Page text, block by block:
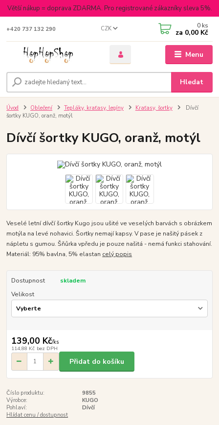
Větší nákup = doprava ZDARMA. Pro registrované zákazníky sleva 5%.
Menu
CZK
Hledat
+420 737 132 290 0 ks
za 0,00 Kč
Úvod Oblečení Tepláky, kraťasy, legíny Kraťasy, šortky
Dívčí
šortky KUGO, oranž, motýl
Dívčí šortky KUGO, oranž, motýl
Veselé letní dívčí šortky Kugo jsou ušité ve veselých barvách s obrázkem
motýla na levé nohavici. Šortky nemají kapsy. V pase je našitý pásek z
nápletu s gumou. Šňůrka vpředu je pouze našitá - nemá funkci stahování.
Materiál: 95% bavlna, 5% elastan celý popis
Dostupnost
skladem
Velikost
139,00 Kč/ks
114,88 Kč bez DPH
Přidat do košíku
Číslo produktu:
9855
Výrobce:
KUGO
Pohlaví:
Dívčí
Hlídat cenu / dostupnost